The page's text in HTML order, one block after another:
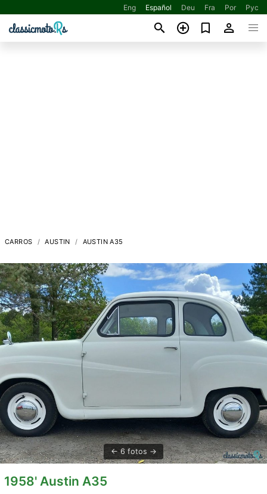
Eng Español Deu Fra Por Рус
CARROS AUSTIN AUSTIN A35
6 fotos
1958' Austin A35